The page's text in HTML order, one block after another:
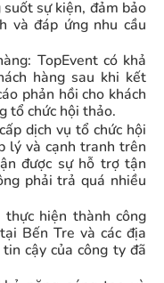
sự kiện, đảm bảo
và đáp ứng nhu cầu
TopEvent có khả
hàng sau khi kết
phản hồi cho khách
tổ chức hội thảo.
dịch vụ tổ chức hội
lý và cạnh tranh trên
được sự hỗ trợ tận
phải trả quá nhiều
hiện thành công
Bến Tre và các địa
cậy của công ty đã